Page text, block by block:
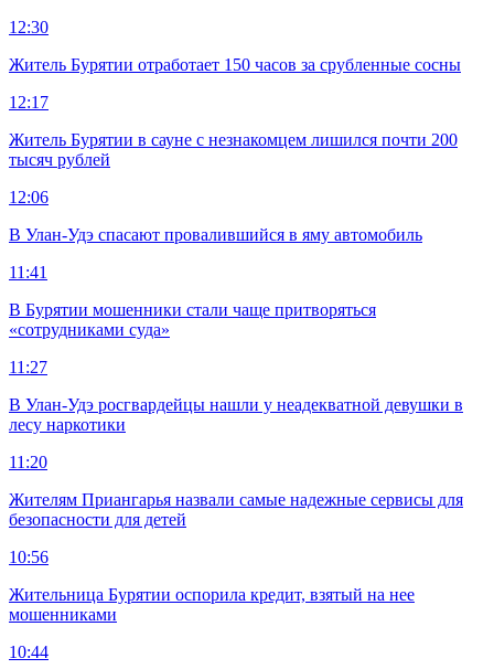
12:30
Житель Бурятии отработает 150 часов за срубленные сосны
12:17
Житель Бурятии в сауне с незнакомцем лишился почти 200
тысяч рублей
12:06
В Улан-Удэ спасают провалившийся в яму автомобиль
11:41
В Бурятии мошенники стали чаще притворяться
«сотрудниками суда»
11:27
В Улан-Удэ росгвардейцы нашли у неадекватной девушки в
лесу наркотики
11:20
Жителям Приангарья назвали самые надежные сервисы для
безопасности для детей
10:56
Жительница Бурятии оспорила кредит, взятый на нее
мошенниками
10:44